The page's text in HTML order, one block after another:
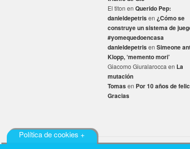
Política de cookies +
El titon en Querido Pep:
danieldepetrisen ¿Cómo se
construye un sistema de
#yomequedoencasa
danieldepetrisen Simeone
Klopp, ‘memento mori’
Giacomo Giuralarocca en La
mutación
Tomasen Por 10 años de
Gracias